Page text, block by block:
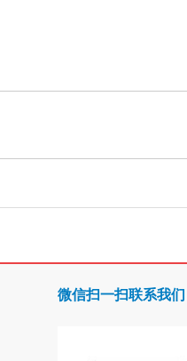
微信扫一扫联系我们